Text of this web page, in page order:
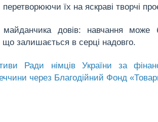
їх на яскраві творчі
довів: навчання
залишається в серці надовго.
Ради німців України за
через Благодійний Фонд